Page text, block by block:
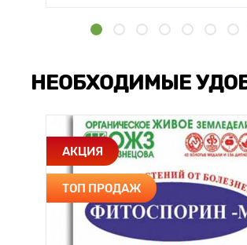
НЕОБХОДИМЫЕ
АКЦИЯ
ТОП ПРОДАЖ